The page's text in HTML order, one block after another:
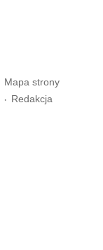
Mapa strony
Redakcja